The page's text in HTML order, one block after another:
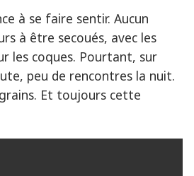
à se faire sentir. Aucun
à être secoués, avec les
les coques. Pourtant, sur
peu de rencontres la nuit.
Et toujours cette